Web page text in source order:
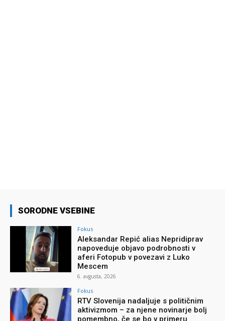
SORODNE VSEBINE
Fokus
Aleksandar Repić alias Nepridiprav
napoveduje objavo podrobnosti v
aferi Fotopub v povezavi z Luko
Mescem
6. avgusta, 2026
Fokus
RTV Slovenija nadaljuje s političnim
aktivizmom – za njene novinarje bolj
pomembno, če se bo v primeru